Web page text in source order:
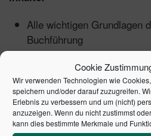
Cookie
Wir verwenden Technologien wie
speichern und/oder darauf zuzugreifen.
Erlebnis zu verbessern und um (nicht)
anzuzeigen. Wenn du nicht zustimmst
kann dies bestimmte Merkmale und
Alle wichtigen Grundlagen
Buchführung
Buchungssätze und
zur korrekten
Mit großem Trainingsteil:
Geschäftsvorfälle in der
buchhalterische Lösung
In der Best of-Edition!